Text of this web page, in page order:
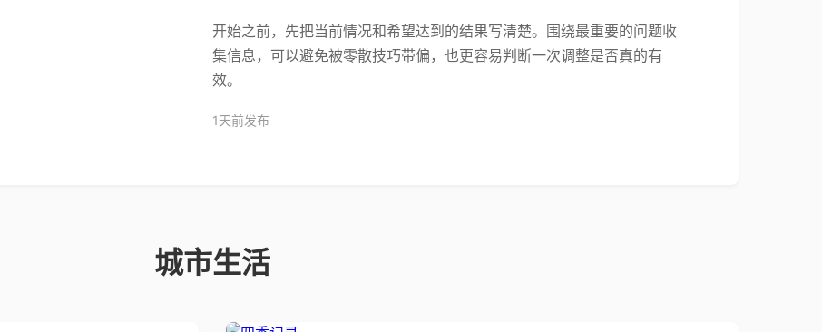
开始之前，先把当前情况和希望达到的结果写清楚。围绕最重要的问题收
集信息，可以避免被零散技巧带偏，也更容易判断一次调整是否真的有
效。
1天前发布
城市生活